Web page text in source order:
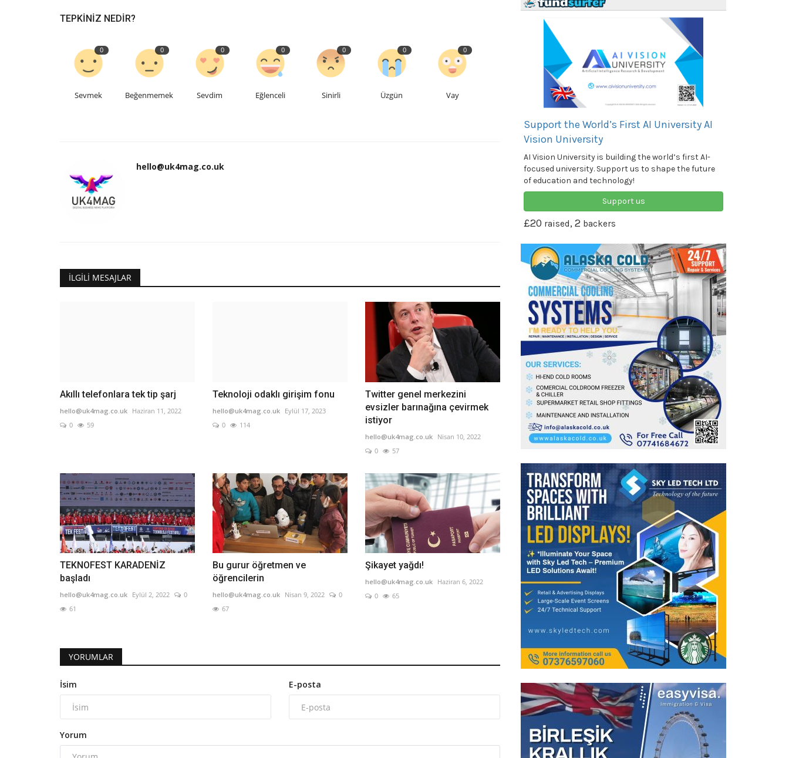
TEPKINIZ NEDIR?
0
Sevmek
0
Beğenmemek
0
Sevdim
0
Eğlenceli
0
Sinirli
0
Üzgün
0
Vay
hello@uk4mag.co.uk
İLGILI MESAJLAR
Akıllı telefonlara tek tip şarj
hello@uk4mag.co.uk Haziran 11, 2022
0
59
Teknoloji odaklı girişim fonu
hello@uk4mag.co.uk
Eylül 17, 2023
0
114
Twitter genel merkezini
evsizler barınağına çevirmek
istiyor
hello@uk4mag.co.uk
Nisan 10, 2022
0
57
TEKNOFEST KARADENİZ
başladı
hello@uk4mag.co.uk Eylül 2, 2022
0
61
Bu gurur öğretmen ve
öğrencilerin
hello@uk4mag.co.uk Nisan 9, 2022
0
67
Şikayet yağdı!
hello@uk4mag.co.uk
Haziran 6, 2022
0
65
YORUMLAR
İsim E-posta
Yorum